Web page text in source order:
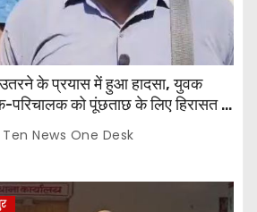
के प्रयास में हुआ हादसा, युवक
को पूंछताछ के लिए हिरासत में
Ten News One Desk